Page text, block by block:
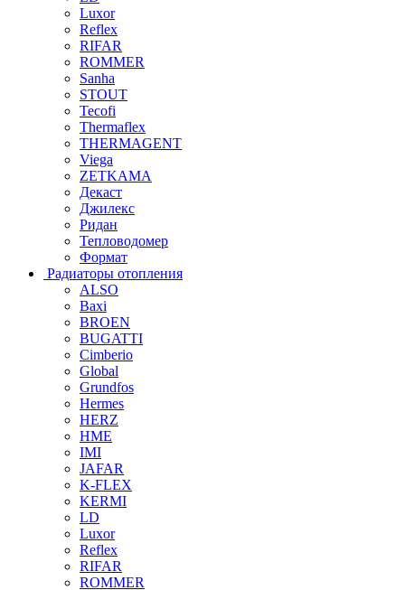
Luxor
Reflex
RIFAR
ROMMER
Sanha
STOUT
Tecofi
Thermaflex
THERMAGENT
Viega
ZETKAMA
Декаст
Джилекс
Ридан
Тепловодомер
Формат
Радиаторы отопления
ALSO
Baxi
BROEN
BUGATTI
Cimberio
Global
Grundfos
Hermes
HERZ
HME
IMI
JAFAR
K-FLEX
KERMI
LD
Luxor
Reflex
RIFAR
ROMMER